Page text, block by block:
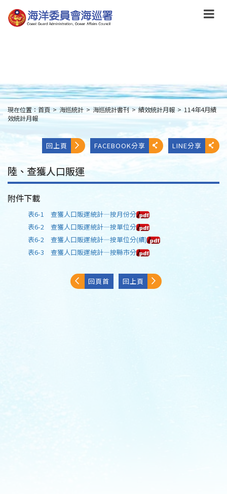
到
主
:::
現在位置： 首頁 > 海巡統計 > 海巡統計書刊 > 績效統計月報 > 114年4月績
效統計月報
回上頁 FACEBOOK分享 LINE分享
陸、查獲人口販運
附件下載
表6-1 查獲人口販運統計—按月份分
表6-2 查獲人口販運統計—按單位分
表6-2 查獲人口販運統計—按單位分(續)
表6-3 查獲人口販運統計—按縣市分
回頁首 回上頁